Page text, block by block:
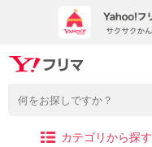
カテゴリから探す